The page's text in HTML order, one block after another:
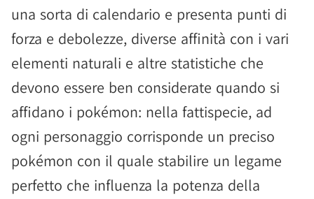
una sorta di calendario e presenta punti di
forza e debolezze, diverse affinità con i vari
elementi naturali e altre statistiche che
devono essere ben considerate quando si
affidano i pokémon: nella fattispecie, ad
ogni personaggio corrisponde un preciso
pokémon con il quale stabilire un legame
perfetto che influenza la potenza della